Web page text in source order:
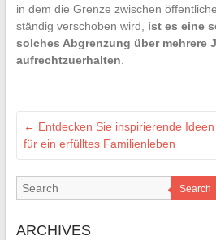
in dem die Grenze zwischen
ständig verschoben wird, ist es eine
solches Abgrenzung über mehrere
aufrechtzuerhalten.
← Entdecken Sie inspirierende
für ein erfülltes Familienleben
Search
ARCHIVES